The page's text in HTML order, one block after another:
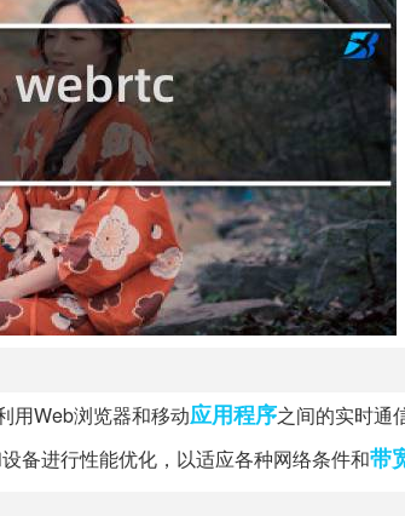
用Web浏览器和移动应用程序之间的实时通
备进行性能优化，以适应各种网络条件和带